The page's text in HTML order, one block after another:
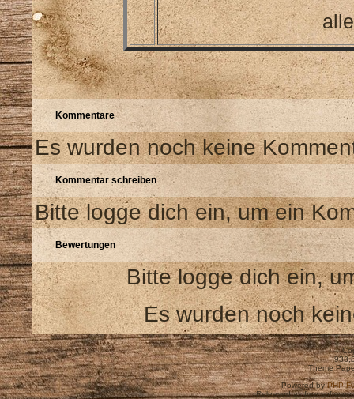
Kommentare
Es wurden noch keine
Kommentar schreiben
Bitte logge dich ein, um ein
Bewertungen
Bitte logge dich ein,
Es wurden noch
Theme
Powered byPHP-
Released as free